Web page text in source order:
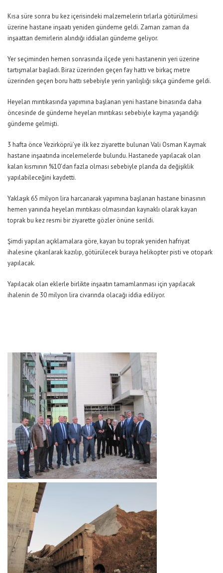
Kısa süre sonra bu kez içerisindeki malzemelerin tırlarla götürülmesi
üzerine hastane inşaatı yeniden gündeme geldi. Zaman zaman da
inşaattan demirlerin alındığı iddiaları gündeme geliyor.
Yer seçiminden hemen sonrasında ilçede yeni hastanenin yeri üzerine
tartışmalar başladı. Biraz üzerinden geçen fay hattı ve birkaç metre
üzerinden geçen boru hattı sebebiyle yerin yanlışlığı sıkça gündeme geldi.
Heyelan mıntıkasında yapımına başlanan yeni hastane binasında daha
öncesinde de gündeme heyelan mıntıkası sebebiyle kayma yaşandığı
gündeme gelmişti.
3 hafta önce Vezirköprü’ye ilk kez ziyarette bulunan Vali Osman Kaymak
hastane inşaatında incelemelerde bulundu. Hastanede yapılacak olan
kalan kısmının %10’dan fazla olması sebebiyle planda da değişiklik
yapılabileceğini kaydetti.
Yaklaşık 65 milyon lira harcanarak yapımına başlanan hastane binasının
hemen yanında heyelan mıntıkası olmasından kaynaklı olarak kayan
toprak bu kez resmi bir ziyarette gözler önüne serildi.
Şimdi yapılan açıklamalara göre, kayan bu toprak yeniden hafriyat
ihalesine çıkarılarak kazılıp, götürülecek buraya helikopter pisti ve otopark
yapılacak.
Yapılacak olan eklerle birlikte inşaatın tamamlanması için yapılacak
ihalenin de 30 milyon lira civarında olacağı iddia ediliyor.